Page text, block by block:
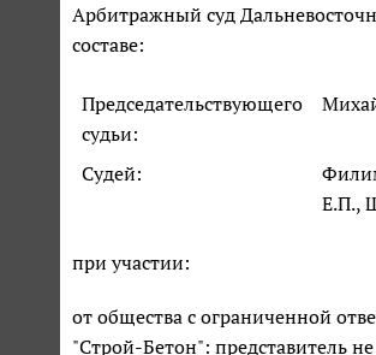
Арбитражный суд
составе:
Председательствующего
судьи:
Судей:
Е.П.,
при участии:
от общества с ограниченной
"Строй-Бетон": представитель не